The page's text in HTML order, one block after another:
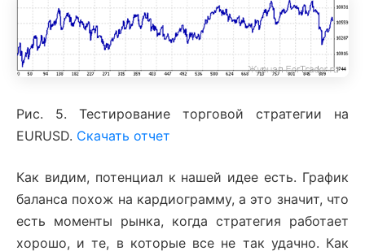
Рис. 5. Тестирование торговой стратегии на
EURUSD. Скачать отчет
Как видим, потенциал к нашей идее есть. График
баланса похож на кардиограмму, а это значит, что
есть моменты рынка, когда стратегия работает
хорошо, и те, в которые все не так удачно. Как